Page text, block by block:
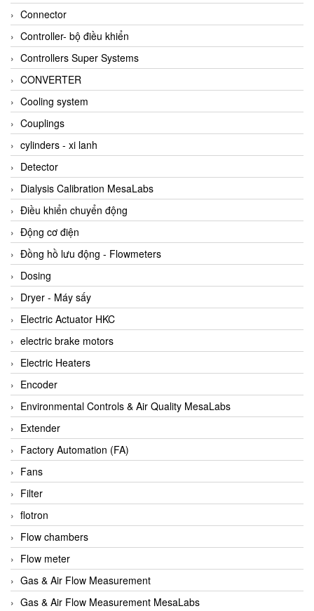
ALA OFFICINE SPA
Albrecht-Automatik Viet Nam
Allen Bradley Vietnam
Alpha Moisture Vietnam
Alpha-Achem Vietnam
Alphino
ALRE-IT Vietnam
Altech
Amarillo Gear
Ametek
AMPTRON Vietnam
AND Vietnam
ANDERSON-NEGELE
ANDILOG Technologies Vietnam
Anritsu
ANTEC S.A
Antico pumps
Anybus/ HMS
AOBEN
Apex Dynamics Vietnam
Apex Dynamics Vietnam
Apiste
APLISENS VietNam
Apollo Fire
Appleton
AQ Matic
Aqualabo Vietnam
Aquametro
Connector
Controller- bộ điều khiển
Controllers Super Systems
CONVERTER
Cooling system
Couplings
cylinders - xi lanh
Detector
Dialysis Calibration MesaLabs
Điều khiển chuyển động
Động cơ điện
Đồng hồ lưu động - Flowmeters
Dosing
Dryer - Máy sấy
Electric Actuator HKC
electric brake motors
Electric Heaters
Encoder
Environmental Controls & Air Quality MesaLabs
Extender
Factory Automation (FA)
Fans
Filter
flotron
Flow chambers
Flow meter
Gas & Air Flow Measurement
Gas & Air Flow Measurement MesaLabs